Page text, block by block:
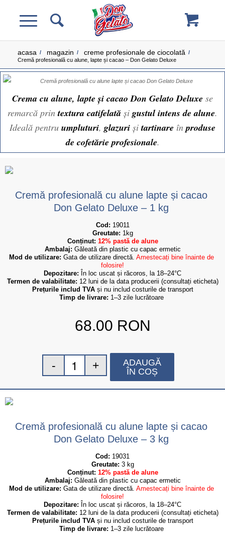
acasa / magazin / creme profesionale de ciocolată /
Cremă profesională cu alune, lapte și cacao – Don Gelato Deluxe
Crema cu alune, lapte și cacao Don Gelato Deluxe se
remarcă printextura catifelată și gustul intens de alune.
Ideală pentru umpluturi, glazuri șitartinare înproduse
de cofetărie profesionale.
Cremă profesională cu alune lapte și cacao
Don Gelato Deluxe – 1 kg
Cod: 19011
Greutate: 1kg
Conținut: 12% pastă de alune
Ambalaj: Găleată din plastic cu capac ermetic
Mod de utilizare: Gata de utilizare directă. Amestecați bine înainte de
folosire!
Depozitare: În loc uscat și răcoros, la 18–24°C
Termen de valabilitate: 12 luni de la data producerii (consultați eticheta)
Prețurile includ TVA și nu includ costurile de transport
Timp de livrare: 1–3 zile lucrătoare
68.00 RON
ADAUGĂ
ÎN COȘ
Cremă profesională cu alune lapte și cacao
Don Gelato Deluxe – 3 kg
Cod: 19031
Greutate: 3 kg
Conținut: 12% pastă de alune
Ambalaj: Găleată din plastic cu capac ermetic
Mod de utilizare: Gata de utilizare directă. Amestecați bine înainte de
folosire!
Depozitare: În loc uscat și răcoros, la 18–24°C
Termen de valabilitate: 12 luni de la data producerii (consultați eticheta)
Prețurile includ TVA și nu includ costurile de transport
Timp de livrare: 1–3 zile lucrătoare